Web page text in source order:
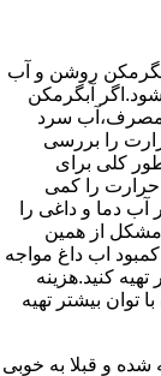
روشن و آب
آبگرمکن
مصرف،آب سرد
را بررسی
کلی برای
حرارت را کمی
دما و داغی را
مشکل از همین
اب داغ مواجه
کنید.هزینه
توان بیشتر تهیه
و قبلا به خوبی